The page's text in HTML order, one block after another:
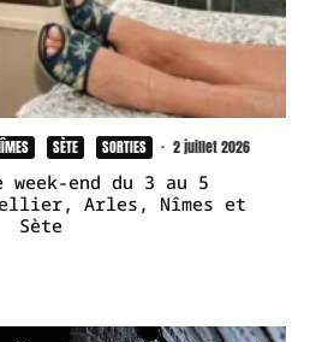
SÈTE SORTIES · 2 juillet 2026
end du 3 au 5
Arles, Nîmes et
Sète